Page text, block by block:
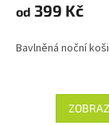
od 399 Kč
Bavlněná noční